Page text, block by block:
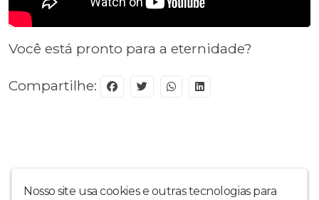
Você está pronto para a eternidade?
Compartilhe:
Nosso site usa cookies e outras tecnologias para